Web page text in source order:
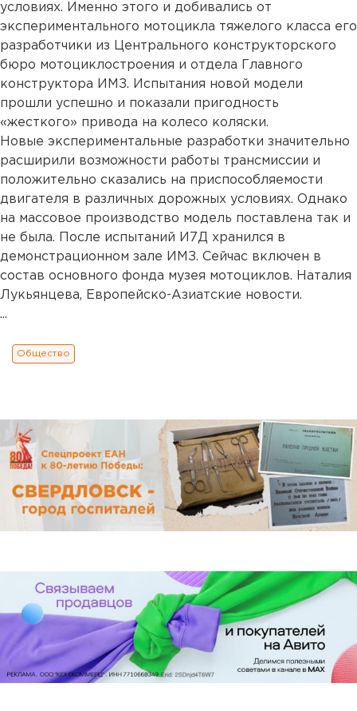
условиях. Именно этого и добивались от
экспериментального мотоцикла тяжелого класса его
разработчики из Центрального конструкторского
бюро мотоциклостроения и отдела Главного
конструктора ИМЗ. Испытания новой модели
прошли успешно и показали пригодность
«жесткого» привода на колесо коляски.
Новые экспериментальные разработки значительно
расширили возможности работы трансмиссии и
положительно сказались на приспособляемости
двигателя в различных дорожных условиях. Однако
на массовое производство модель поставлена так и
не была. После испытаний И7Д хранился в
демонстрационном зале ИМЗ. Сейчас включен в
состав основного фонда музея мотоциклов. Наталия
Лукьянцева, Европейско-Азиатские новости.
...
Общество